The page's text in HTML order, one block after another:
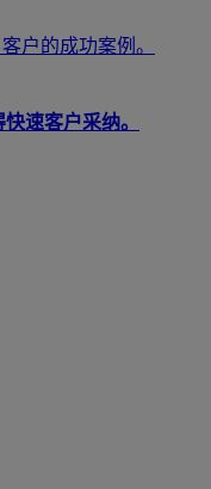
户的成功案例。
速客户采纳。